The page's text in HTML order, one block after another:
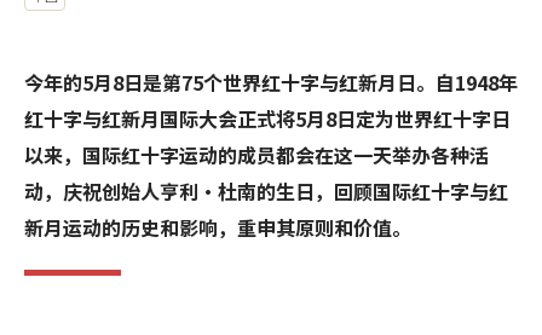
今年的5月8日是第75个世界红十字与红新月日。自1948年
红十字与红新月国际大会正式将5月8日定为世界红十字日
以来，国际红十字运动的成员都会在这一天举办各种活
动，庆祝创始人亨利·杜南的生日，回顾国际红十字与红
新月运动的历史和影响，重申其原则和价值。